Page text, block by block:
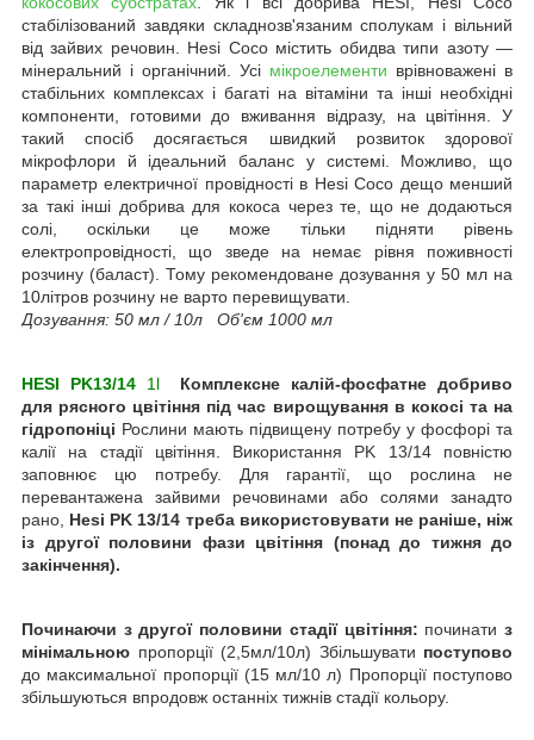
стабілізований завдяки складнозв'язаним сполукам і вільний
від зайвих речовин. Hesi Coco містить обидва типи азоту —
мінеральний і органічний. Усі мікроелементи врівноважені в
стабільних комплексах і багаті на вітаміни та інші необхідні
компоненти, готовими до вживання відразу, на цвітіння. У
такий спосіб досягається швидкий розвиток здорової
мікрофлори й ідеальний баланс у системі. Можливо, що
параметр електричної провідності в Hesi Coco дещо менший
за такі інші добрива для кокоса через те, що не додаються
солі, оскільки це може тільки підняти рівень
електропровідності, що зведе на немає рівня поживності
розчину (баласт). Тому рекомендоване дозування у 50 мл на
10літров розчину не варто перевищувати.
Дозування: 50 мл / 10л Об'єм 1000 мл
HESI PK13/141l Комплексне калій-фосфатне добриво
для рясного цвітіння під час вирощування в кокосі та на
гідропоніці Рослини мають підвищену потребу у фосфорі та
калії на стадії цвітіння. Використання PK 13/14 повністю
заповнює цю потребу. Для гарантії, що рослина не
перевантажена зайвими речовинами або солями занадто
рано, Hesi PK 13/14 треба використовувати не раніше, ніж
із другої половини фази цвітіння (понад до тижня до
закінчення).
Починаючи з другої половини стадії цвітіння: починатиз
мінімальною пропорції (2,5мл/10л) Збільшувати поступово
до максимальної пропорції (15 мл/10 л) Пропорції поступово
збільшуються впродовж останніх тижнів стадії кольору.